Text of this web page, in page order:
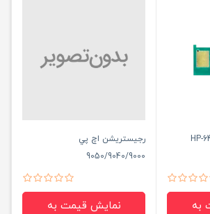
به
رجيستريشن اچ پي
9050/9040/9000
نمایش قیمت به